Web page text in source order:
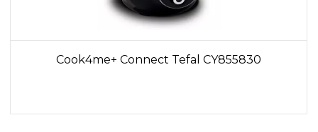
Cook4me+ Connect Tefal CY855830